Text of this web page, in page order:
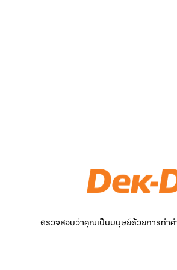
ตรวจสอบว่าคุณเป็นมนุษย์ด้วยการทำค